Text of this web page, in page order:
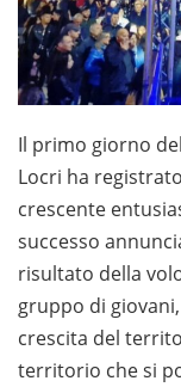
Il primo giorno
Locri ha
crescente
successo
risultato della
gruppo di
crescita del
territorio che si